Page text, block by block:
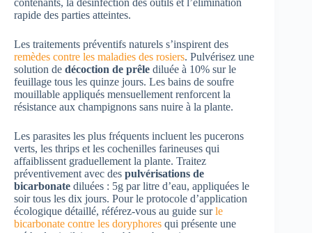
contenants, la désinfection des outils et l’élimination
rapide des parties atteintes.
Les traitements préventifs naturels s’inspirent des
remèdes contre les maladies des rosiers. Pulvérisez une
solution de décoction de prêle diluée à 10% sur le
feuillage tous les quinze jours. Les bains de soufre
mouillable appliqués mensuellement renforcent la
résistance aux champignons sans nuire à la plante.
Les parasites les plus fréquents incluent les pucerons
verts, les thrips et les cochenilles farineuses qui
affaiblissent graduellement la plante. Traitez
préventivement avec des pulvérisations de
bicarbonate diluées : 5g par litre d’eau, appliquées le
soir tous les dix jours. Pour le protocole d’application
écologique détaillé, référez-vous au guide surle
bicarbonate contre les doryphores qui présente une